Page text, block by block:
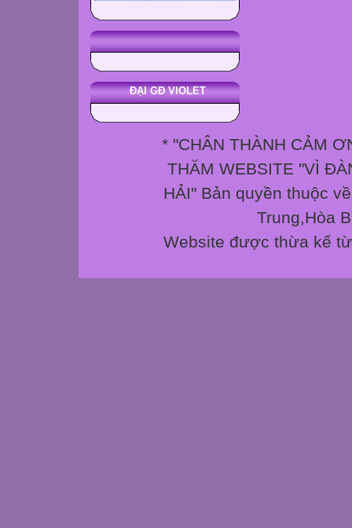
ĐẠI GĐ VIOLET
* "CHÂN THÀNH CẢM
THĂM WEBSITE "VÌ
HẢI" Bản quyền thuộc
Trung,Hòa
Website được thừa kế